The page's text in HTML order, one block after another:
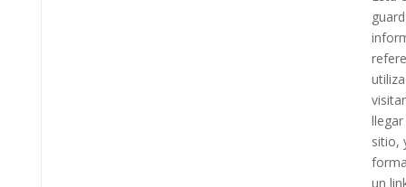
sitio,
un